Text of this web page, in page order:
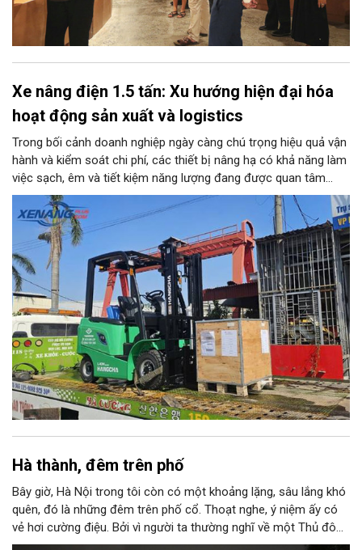
Xe nâng điện 1.5 tấn: Xu hướng hiện đại hóa
hoạt động sản xuất và logistics
Trong bối cảnh doanh nghiệp ngày càng chú trọng hiệu quả vận
hành và kiểm soát chi phí, các thiết bị nâng hạ có khả năng làm
việc sạch, êm và tiết kiệm năng lượng đang được quan tâm
nhiều. Xe nâng điện 1.5 tấn là một trong những lựa chọn phù
hợp với nhiều kho bãi, nhà xưởng và cơ sở sản xuất nhờ tải
trọng đáp ứng các loại hàng hóa phổ biến, đồng thời có khả
năng vận hành linh hoạt trong nhiều môi trường.
Hà thành, đêm trên phố
Bây giờ, Hà Nội trong tôi còn có một khoảng lặng, sâu lắng khó
quên, đó là những đêm trên phố cổ. Thoạt nghe, ý niệm ấy có
vẻ hơi cường điệu. Bởi vì người ta thường nghĩ về một Thủ đô
ngàn năm văn hiến với những nét tĩnh lặng, cổ kính, rêu phong